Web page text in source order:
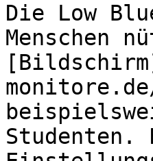
Die Low
Menschen
Studenten.